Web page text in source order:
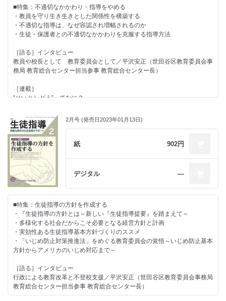
ほめ育のすすめ～「美点凝視」を身につける～／原 邦雄
【コラム・お知らせ】
・教育を診る 第2章
・先生たちに教えたい イマドキ若者事情
進学する学校をSNSで検索する若者たち／久保帆奈美
・あのときの保護者・生徒・教師
一緒に汗を／担任学研究会
「個性」／伊藤敦広
・今月の書評
・教育関連ニュース
・生徒指導のお知らせ
・日本生徒指導学会掲示板
・インフォメーション
・これからのデジタル・シティズンシップ教育
「お寿司屋ペロペロ動画」を考える／竹内和雄
・押さえておきたい毎日の生徒対応
・先生のための保健だより―保健室から見る学校現場―
知っているようで知らない保健室と養護教諭／齋藤千景
・リーダーのための教育視座
・事例で考える役職等に応じた生徒指導の基本
教師として中心に置くべき基本的な考え方／小宮 智
・学校教育をみつめる法律
『生徒指導提要』と法／國本大貴
・えざわ先生の時間のつくりかた
新学期に導入したい！いつの間にか通知表の所見が完成する方法／江澤隆
・ほめ育メソッド×生徒指導
ほめ育のすすめ～ゴールデンウィーク明けの「ほめ育」～／原 邦雄
【コラム・お知らせ】
第三の居場所が必要な理由／中西 茂
・先生たちに教えたい イマドキ若者事情
【コラム・お知らせ】
教育を診る 第2章
先生たちに教えたい イマドキ若者事情
深読み？教育のことば
今月の書評
生徒指導のお知らせ
教育関連ニュース
インフォメーション
■特集：不適切なかかわり・指導をやめる
・教員を守り生き生きとした関係性を構築する
・不適切な指導は、なぜ容認され増幅されるのか
・生徒・保護者との不適切なかかわりを克服する指導方法
［語る］インタビュー
教員や校長として 教育委員会として／平沢安正（世田谷区教育委員会事
務局 教育総合センター担当参事 教育総合センター長）
［連載］
“せいとしどう”ってなに？
耳を澄ます～先生と心理士のオープンダイアローグ～
重大事態を防ぐために学ぶ
ひとはなぜ～倫理教師の自問自答～
さち子先生の生徒指導日記
リーダーなら知っておきたい教育の話
これからの情報モラル教育
家本先生の言葉に学ぶ教師学
広がれ！子どもの権利条約
しくじり管理職の失敗記～しょうがねーなー～
教育を診る～取材ノートから～
教育と法の狭間で
押さえておきたい教育ニュース
私を変えたこの１冊
教師のためのマナー講座
日本生徒指導学会 掲示板
ブックマンション
次号予告＆あとがき
2月号 (発売日2023年01月13日)
紙 902円
デジタル ―
■特集：生徒指導の方針を作成する
・『生徒指導の方針とは～新しい『生徒指導提要』を踏まえて～
・多様化する社会だからこそ必要となる経営方針と計画
・実効性ある生徒指導基本方針づくりのススメ
・「いじめ防止対策推進法」をめぐる教育委員会の覚悟～いじめ防止基本
方針からアメリカのいじめ対応まで～
［語る］インタビュー
行政による教育改革と不登校支援／平沢安正（世田谷区教育委員会事務局
教育総合センター担当参事 教育総合センター長）